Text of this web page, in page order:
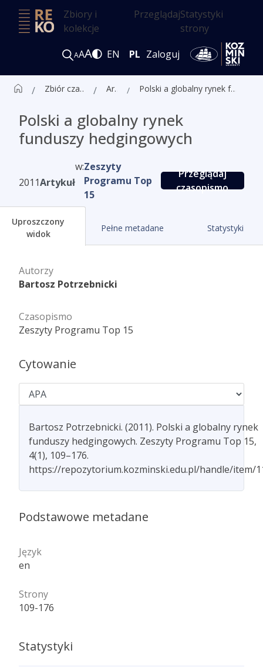
Zbiory i
kolekcje
PrzeglądajStatystyki
strony
AAA EN PL Zaloguj
Zbiór czasopism ALK Artykuły Polski a globalny rynek funduszy hedgingowych
Polski a globalny rynek
funduszy hedgingowych
2011Artykuł
w:Zeszyty
Programu Top
15
Przeglądaj
czasopismo
Uproszczony
widok
Pełne metadane Statystyki
Autorzy
Bartosz Potrzebnicki
Czasopismo
Zeszyty Programu Top 15
Cytowanie
Bartosz Potrzebnicki. (2011). Polski a globalny rynek
funduszy hedgingowych. Zeszyty Programu Top 15,
4(1), 109–176.
https://repozytorium.kozminski.edu.pl/handle/item/
Podstawowe metadane
Język
en
Strony
109-176
Statystyki